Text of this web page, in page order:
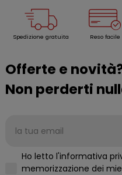
Spedizione gratuita Reso facile
Offerte e
Non perderti
Ho letto l'informativa
memorizzazione dei